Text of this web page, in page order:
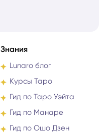
Знания
Lunaro блог
Курсы Таро
Гид по Таро Уэйта
Гид по Манаре
Гид по Ошо Дзен